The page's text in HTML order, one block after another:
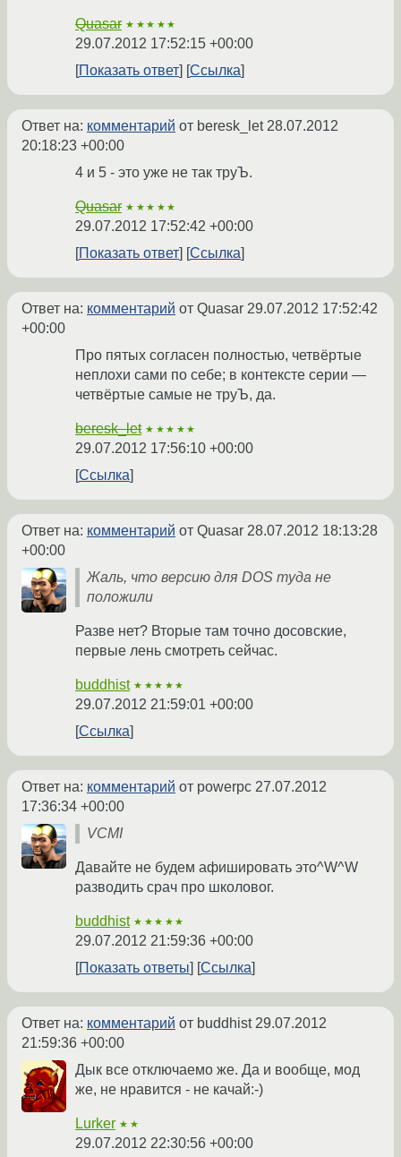
Quasar ★★★★★
29.07.2012 17:52:15 +00:00
Показать ответ
Ссылка
Ответ на: комментарий от beresk_let28.07.2012
20:18:23 +00:00
4 и 5 - это уже не так труЪ.
Quasar ★★★★★
29.07.2012 17:52:42 +00:00
Показать ответ
Ссылка
Ответ на: комментарий от Quasar 29.07.2012 17:52:42
+00:00
Про пятых согласен полностью, четвёртые
неплохи сами по себе; в контексте серии —
четвёртые самые не труЪ, да.
beresk_let ★★★★★
29.07.2012 17:56:10 +00:00
Ссылка
Ответ на: комментарий от Quasar 28.07.2012 18:13:28
+00:00
Жаль, что версию для DOS туда не
положили
Разве нет? Вторые там точно досовские,
первые лень смотреть сейчас.
buddhist ★★★★★
29.07.2012 21:59:01 +00:00
Ссылка
Ответ на: комментарий от powerpc 27.07.2012
17:36:34 +00:00
VCMI
Давайте не будем афишировать это^W^W
разводить срач про школовог.
buddhist ★★★★★
29.07.2012 21:59:36 +00:00
Показать ответы
Ссылка
Ответ на: комментарий от buddhist29.07.2012
21:59:36 +00:00
Дык все отключаемо же. Да и вообще, мод
же, не нравится - не качай:-)
Lurker ★★
29.07.2012 22:30:56 +00:00